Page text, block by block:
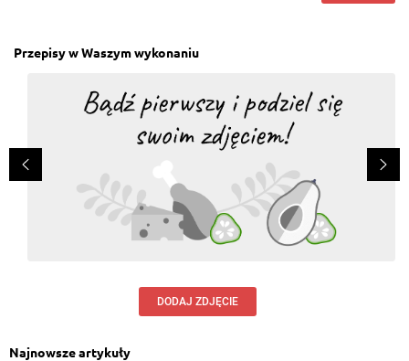
Przepisy w Waszym wykonaniu
DODAJ ZDJĘCIE
Najnowsze artykuły